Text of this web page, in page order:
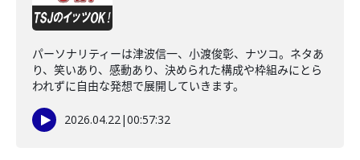
パーソナリティーは津波信一、小渡俊彰、ナツコ。ネタあ
り、笑いあり、感動あり、決められた構成や枠組みにとら
われずに自由な発想で展開していきます。
2026.04.22|00:57:32